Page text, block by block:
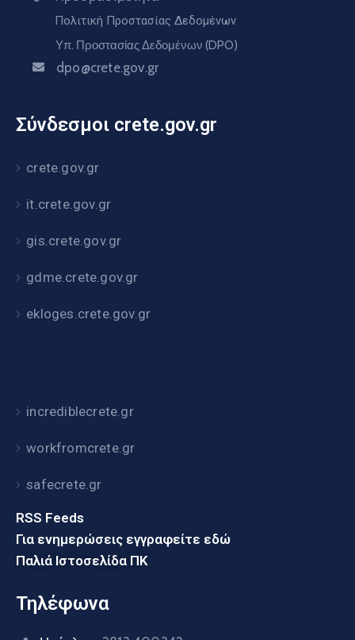
Πολιτική Προστασίας Δεδομένων
Υπ. Προστασίας Δεδομένων (DPO)
dpo@crete.gov.gr
Σύνδεσμοι crete.gov.gr
crete.gov.gr
it.crete.gov.gr
gis.crete.gov.gr
gdme.crete.gov.gr
ekloges.crete.gov.gr
incrediblecrete.gr
workfromcrete.gr
safecrete.gr
RSS Feeds
Για ενημερώσεις εγγραφείτε εδώ
Παλιά Ιστοσελίδα ΠΚ
Τηλέφωνα